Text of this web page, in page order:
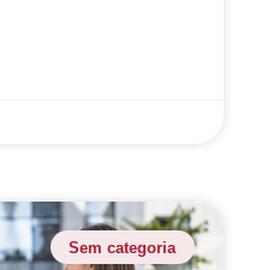
Sem categoria